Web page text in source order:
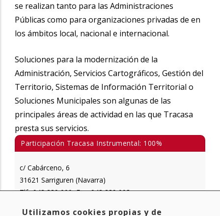
se realizan tanto para las Administraciones
Públicas como para organizaciones privadas de en
los ámbitos local, nacional e internacional.
Soluciones para la modernización de la
Administración, Servicios Cartográficos, Gestión del
Territorio, Sistemas de Información Territorial o
Soluciones Municipales son algunas de las
principales áreas de actividad en las que Tracasa
presta sus servicios.
Participación Tracasa Instrumental: 100%
c/ Cabárceno, 6
31621 Sarriguren (Navarra)
Tlf.: 948 289 000·Fax: 948 289 003
Utilizamos cookies propias y de